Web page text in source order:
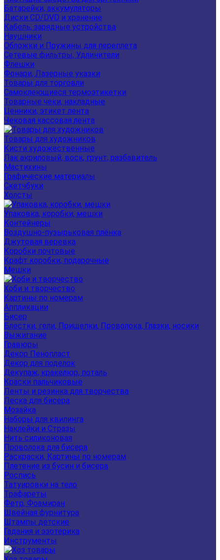
Батарейки, аккумуляторы
Диски CD/DVD и хранение
Кабель, зарядные устройства
Наушники
Обложки и Пружины для переплета
Сетевые фильтры, Удлинители
Флешки
Фонари, Лазерные указки
Товары для торговли
Самоклеющиеся термоэтикетки
Товарные чеки, накладные
Ценники, этикет лента
Чековая кассовая лента
Товары для художников
Кисти художественные
Лак акриловый, воск, грунт, разбавитель
Мастихины
Графические материалы
Скетчбуки
Холсты
Упаковка, коробки, мешки
Контейнеры
Воздушно-пузырьковая плёнка
Джутовая веревка
Коробки почтовые
Крафт коробки, подарочные
Мешки
Хоби и творчество
Картины по номерам
Аппликации
Бисер
Блестки, гели, Прищепки, Проволока, Глазки, носики
Выжигание
Гравюры
Декор Пенопласт
Декор для поделок
Декупаж, кракелюр, поталь
Краски пальчиковые
Ленты и резинка для творчества
Леска для бисера
Мозайка
Наборы для квилинга
Наклейки и Стразы
Нить силиконовая
Проволока для бисера
Раскраски, Картины по номерам
Плетение из бусин и бисера
Роспись
Татуировки на тело
Трафареты
Фетр, Фоамиран
Швейная фурнитура
Штампы детские
Гадания и эзотерика
Инструменты